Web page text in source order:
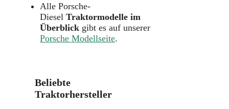
Alle Porsche-
Diesel Traktormodelle im
Überblick gibt es auf unserer
Porsche Modellseite.
Beliebte
Traktorhersteller